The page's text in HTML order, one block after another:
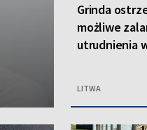
Grinda
możliwe
utrudnienia
LITWA